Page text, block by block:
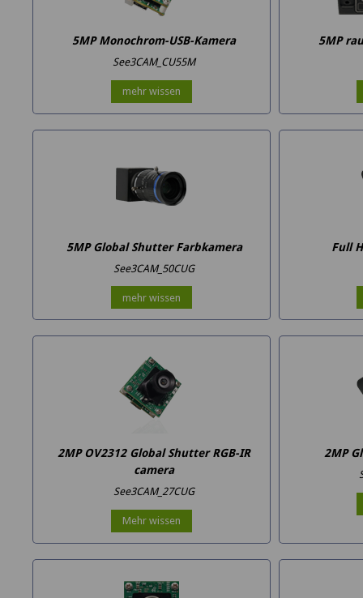
5MP Monochrom-USB-Kamera
See3CAM_CU55M
mehr wissen
5MP
5MP Global Shutter Farbkamera
See3CAM_50CUG
mehr wissen
Full
2MP OV2312 Global Shutter RGB-IR
camera
See3CAM_27CUG
Mehr wissen
2MP